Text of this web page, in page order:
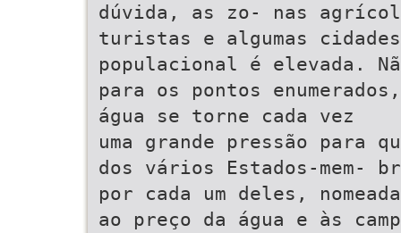
dúvida, as zo- nas
turistas e algumas
populacional é elevada.
para os pontos
água se torne cada vez
uma grande pressão para
dos vários Estados-mem-
por cada um deles,
ao preço da água e às